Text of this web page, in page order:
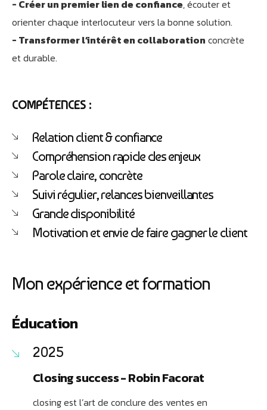
- Créer un premier lien de confiance, écouter et
orienter chaque interlocuteur vers la bonne solution.
- Transformer l’intérêt en collaboration concrète
et durable.
COMPÉTENCES :
Relation client & confiance
Compréhension rapide des enjeux
Parole claire, concrète
Suivi régulier, relances bienveillantes
Grande disponibilité
Motivation et envie de faire gagner le client
Mon expérience et formation
Éducation
2025
Closing success - Robin Facorat
closing est l’art de conclure des ventes en